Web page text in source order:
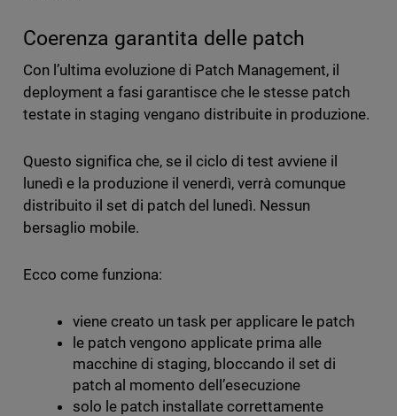
Coerenza garantita delle patch
Con l’ultima evoluzione di Patch Management, il
deployment a fasi garantisce che le stesse patch
testate in staging vengano distribuite in produzione.
Questo significa che, se il ciclo di test avviene il
lunedì e la produzione il venerdì, verrà comunque
distribuito il set di patch del lunedì. Nessun
bersaglio mobile.
Ecco come funziona:
viene creato un task per applicare le patch
le patch vengono applicate prima alle
macchine di staging, bloccando il set di
patch al momento dell’esecuzione
solo le patch installate correttamente